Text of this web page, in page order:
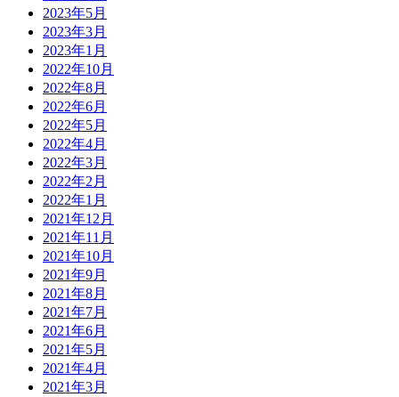
2023年5月
2023年3月
2023年1月
2022年10月
2022年8月
2022年6月
2022年5月
2022年4月
2022年3月
2022年2月
2022年1月
2021年12月
2021年11月
2021年10月
2021年9月
2021年8月
2021年7月
2021年6月
2021年5月
2021年4月
2021年3月